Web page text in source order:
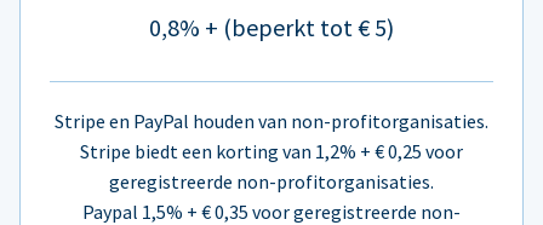
0,8% + (beperkt tot € 5)
Stripe en PayPal houden van non-profitorganisaties.
Stripe biedt een korting van 1,2% + € 0,25 voor
geregistreerde non-profitorganisaties.
Paypal 1,5% + € 0,35 voor geregistreerde non-